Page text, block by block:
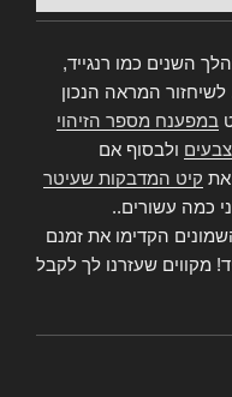
השנים כמו רנגייד,
לשיחזור המראה הנכון
במפענח מספר הזיהוי
ולבסוף אם
את קיט המדבקות שעיטר
כמה עשורים..
הקדימו את זמנם
מקווים שעזרנו לך לקבל